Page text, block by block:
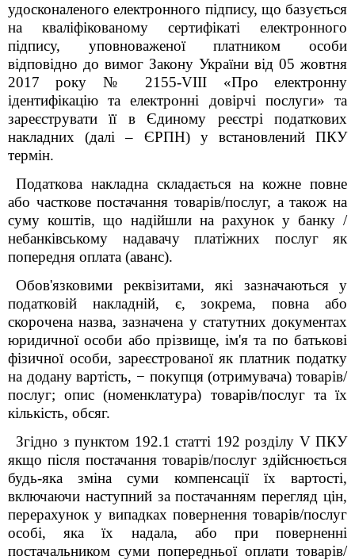
удосконаленого електронного підпису, що базується
на кваліфікованому сертифікаті електронного
підпису, уповноваженої платником особи
відповідно до вимог Закону України від 05 жовтня
2017 року № 2155-VIII «Про електронну
ідентифікацію та електронні довірчі послуги» та
зареєструвати її в Єдиному реєстрі податкових
накладних (далі – ЄPПH) у встановлений ПКУ
термін.
Податкова накладна складається на кожне повне
або часткове постачання товарів/послуг, а також на
суму коштів, що надійшли на рахунок у банку /
небанківському надавачу платіжних послуг як
попередня оплата (аванс).
Обов'язковими реквізитами, які зазначаються у
податковій накладній, є, зокрема, повна або
скорочена назва, зазначена у статутних документах
юридичної особи або прізвище, ім'я та по батькові
фізичної особи, зареєстрованої як платник податку
на додану вартість, − покупця (отримувача) товарів/
послуг; опис (номенклатура) товарів/послуг та їх
кількість, обсяг.
Згідно з пунктом 192.1 статті 192 розділу V ПКУ
якщо після постачання товарів/послуг здійснюється
будь-яка зміна суми компенсації їх вартості,
включаючи наступний за постачанням перегляд цін,
перерахунок у випадках повернення товарів/послуг
особі, яка їх надала, або при поверненні
постачальником суми попередньої оплати товарів/